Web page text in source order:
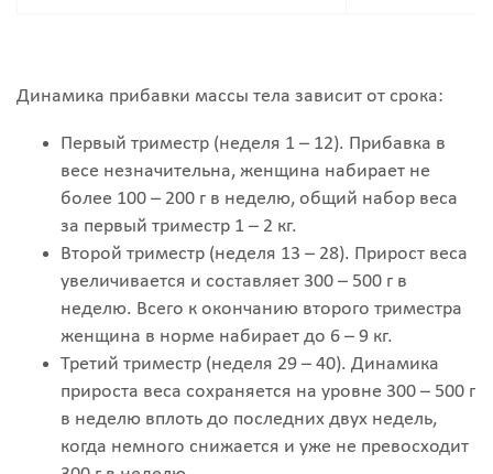
Динамика прибавки массы тела зависит от срока:
Первый триместр (неделя 1 – 12). Прибавка в
весе незначительна, женщина набирает не
более 100 – 200 г в неделю, общий набор веса
за первый триместр 1 – 2 кг.
Второй триместр (неделя 13 – 28). Прирост веса
увеличивается и составляет 300 – 500 г в
неделю. Всего к окончанию второго триместра
женщина в норме набирает до 6 – 9 кг.
Третий триместр (неделя 29 – 40). Динамика
прироста веса сохраняется на уровне 300 – 500 г
в неделю вплоть до последних двух недель,
когда немного снижается и уже не превосходит